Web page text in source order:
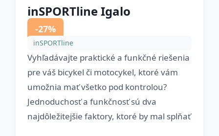
inSPORTline Igalo
-27%
inSPORTline
Vyhľadávajte praktické a funkčné riešenia
pre váš bicykel či motocykel, ktoré vám
umožnia mať všetko pod kontrolou?
Jednoduchosť a funkčnosť sú dva
najdôležitejšie faktory, ktoré by mal splňať